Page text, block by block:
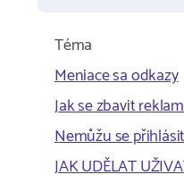
Téma
Meniace sa odkazy
Jak se zbavit
Nemůžu se
JAK UDĚLAT